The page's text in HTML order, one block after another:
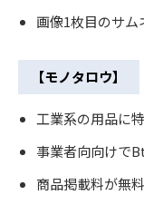
画像1枚目のサム
【モノタロウ】
工業系の用品に
事業者向向けで
商品掲載料が無料